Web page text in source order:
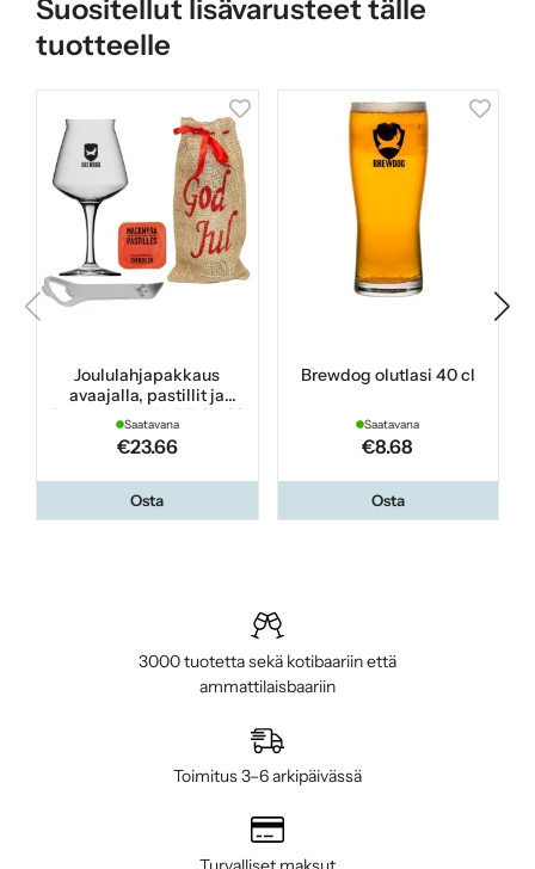
Suositellut lisävarusteet tälle
tuotteelle
Joululahjapakkaus
avaajalla, pastillit ja
Brewdog olutlasi Teku 33
cl
Saatavana
€23.66
Osta
Brewdog olutlasi 40 cl
Saatavana
€8.68
Osta
3000 tuotetta sekä kotibaariin että
ammattilaisbaariin
Toimitus 3–6 arkipäivässä